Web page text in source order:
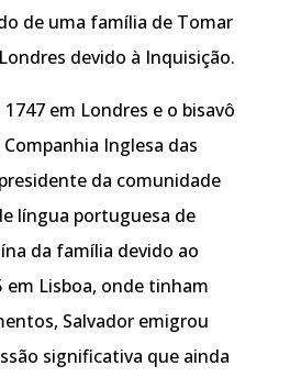
de uma família de Tomar
devido à Inquisição.
em Londres e o bisavô
Inglesa das
da comunidade
língua portuguesa de
da família devido ao
Lisboa, onde tinham
Salvador emigrou
significativa que ainda